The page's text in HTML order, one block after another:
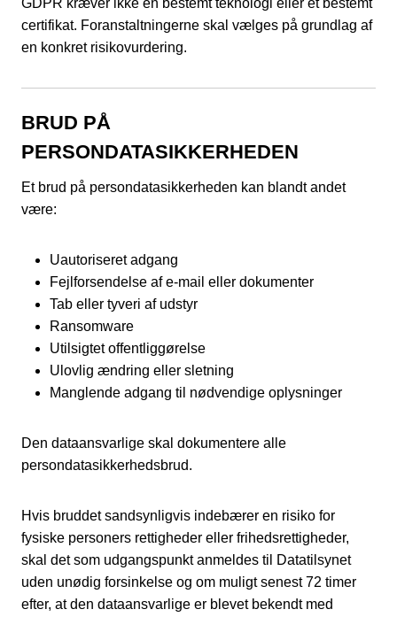
certifikat. Foranstaltningerne skal vælges på grundlag af
en konkret risikovurdering.
BRUD PÅ
PERSONDATASIKKERHEDEN
Et brud på persondatasikkerheden kan blandt andet
være:
Uautoriseret adgang
Fejlforsendelse af e-mail eller dokumenter
Tab eller tyveri af udstyr
Ransomware
Utilsigtet offentliggørelse
Ulovlig ændring eller sletning
Manglende adgang til nødvendige oplysninger
Den dataansvarlige skal dokumentere alle
persondatasikkerhedsbrud.
Hvis bruddet sandsynligvis indebærer en risiko for
fysiske personers rettigheder eller frihedsrettigheder,
skal det som udgangspunkt anmeldes til Datatilsynet
uden unødig forsinkelse og om muligt senest 72 timer
efter, at den dataansvarlige er blevet bekendt med